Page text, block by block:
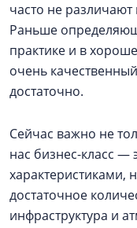
часто не
Раньше
практике и в
очень
достаточно.
Сейчас важно не
нас бизнес-класс —
характеристиками,
достаточное
инфраструктура и